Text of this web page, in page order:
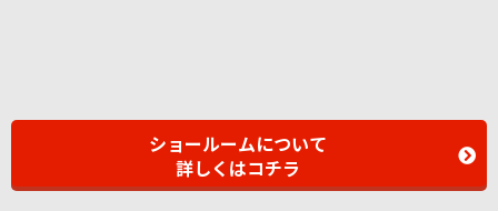
ショールームについて
詳しくはコチラ